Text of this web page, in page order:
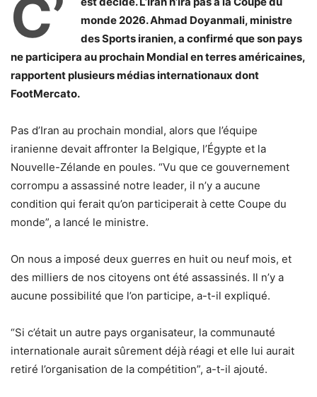
C’
monde 2026. Ahmad Doyanmali, ministre
des Sports iranien, a confirmé que son pays
ne participera au prochain Mondial en terres américaines,
rapportent plusieurs médias internationaux dont
FootMercato.
Pas d’Iran au prochain mondial, alors que l’équipe
iranienne devait affronter la Belgique, l’Égypte et la
Nouvelle-Zélande en poules. “Vu que ce gouvernement
corrompu a assassiné notre leader, il n’y a aucune
condition qui ferait qu’on participerait à cette Coupe du
monde”, a lancé le ministre.
On nous a imposé deux guerres en huit ou neuf mois, et
des milliers de nos citoyens ont été assassinés. Il n’y a
aucune possibilité que l’on participe, a-t-il expliqué.
“Si c’était un autre pays organisateur, la communauté
internationale aurait sûrement déjà réagi et elle lui aurait
retiré l’organisation de la compétition”, a-t-il ajouté.